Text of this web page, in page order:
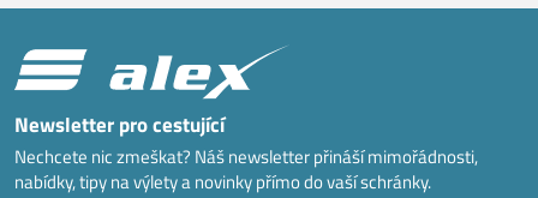
Newsletter pro cestující
Nechcete nic zmeškat? Náš newsletter přináší mimořádnosti,
nabídky, tipy na výlety a novinky přímo do vaší schránky.